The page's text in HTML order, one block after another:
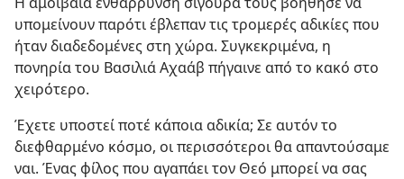
υπομείνουν παρότι έβλεπαν τις τρομερές αδικίες που
ήταν διαδεδομένες στη χώρα. Συγκεκριμένα, η
πονηρία του Βασιλιά Αχαάβ πήγαινε από το κακό στο
χειρότερο.
Έχετε υποστεί ποτέ κάποια αδικία; Σε αυτόν το
διεφθαρμένο κόσμο, οι περισσότεροι θα απαντούσαμε
ναι. Ένας φίλος που αγαπάει τον Θεό μπορεί να σας